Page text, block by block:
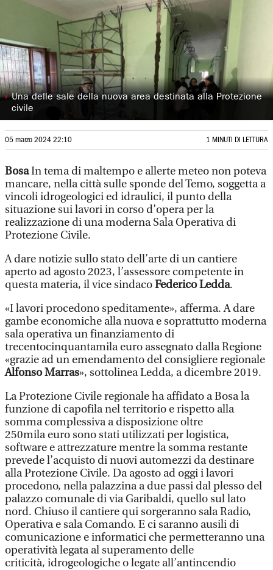
◗Una delle sale della nuova area destinata alla Protezione
civile
05 marzo 2024 22:10 1 MINUTI DI LETTURA
BosaIn tema di maltempo e allerte meteo non poteva
mancare, nella città sulle sponde del Temo, soggetta a
vincoli idrogeologici ed idraulici, il punto della
situazione sui lavori in corso d’opera per la
realizzazione di una moderna Sala Operativa di
Protezione Civile.
A dare notizie sullo stato dell’arte di un cantiere
aperto ad agosto 2023, l’assessore competente in
questa materia, il vice sindacoFederico Ledda.
«I lavori procedono speditamente», afferma. A dare
gambe economiche alla nuova e soprattutto moderna
sala operativa un finanziamento di
trecentocinquantamila euro assegnato dalla Regione
«grazie ad un emendamento del consigliere regionale
Alfonso Marras», sottolinea Ledda, a dicembre 2019.
La Protezione Civile regionale ha affidato a Bosa la
funzione di capofila nel territorio e rispetto alla
somma complessiva a disposizione oltre
250mila euro sono stati utilizzati per logistica,
software e attrezzature mentre la somma restante
prevede l’acquisto di nuovi automezzi da destinare
alla Protezione Civile. Da agosto ad oggi i lavori
procedono, nella palazzina a due passi dal plesso del
palazzo comunale di via Garibaldi, quello sul lato
nord. Chiuso il cantiere qui sorgeranno sala Radio,
Operativa e sala Comando. E ci saranno ausili di
comunicazione e informatici che permetteranno una
operatività legata al superamento delle
criticità, idrogeologiche o legate all’antincendio